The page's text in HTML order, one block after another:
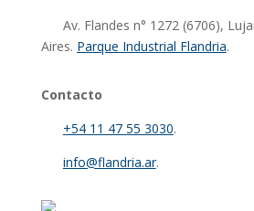
Av. Flandes n° 1272 (6706),
Aires. Parque Industrial Flandria.
Contacto
+54 11 47 55 3030.
info@flandria.ar.